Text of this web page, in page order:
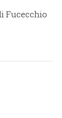
Fucecchio